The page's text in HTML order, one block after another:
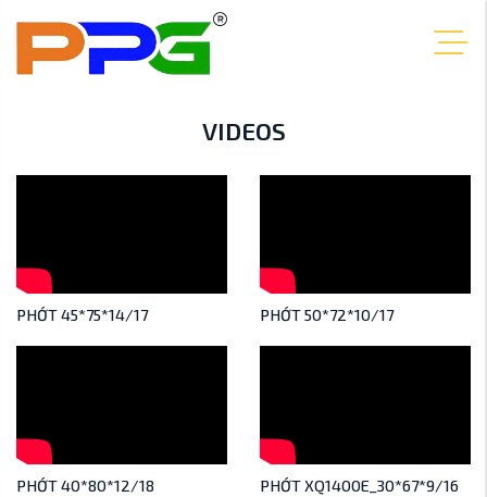
VIDEOS
PHỚT 45*75*14/17 PHỚT 50*72*10/17
PHỚT 40*80*12/18 PHỚT XQ1400E_30*67*9/16